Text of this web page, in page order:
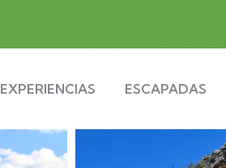
EXPERIENCIAS ESCAPADAS